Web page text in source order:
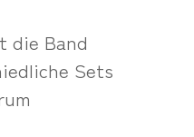
die Band
Sets